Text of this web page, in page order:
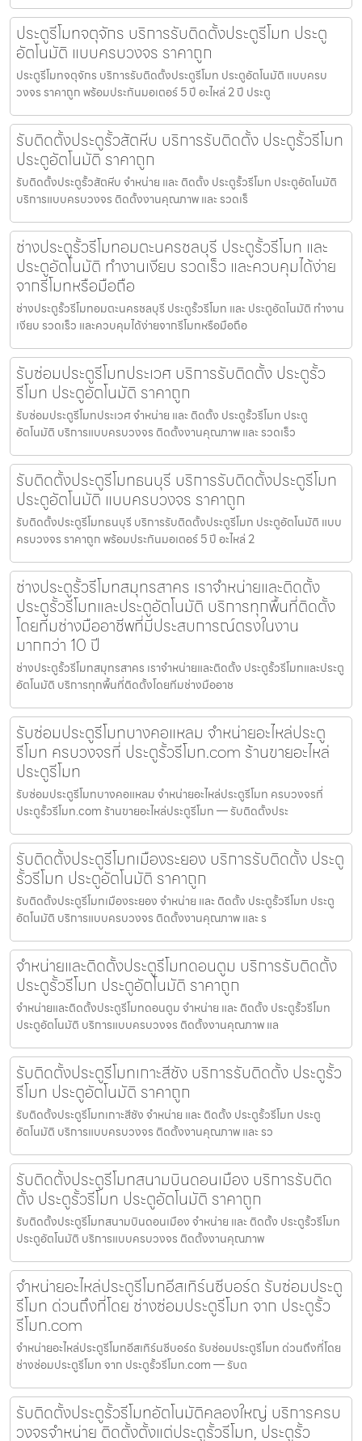
ประตูรีโมทจตุจักร บริการรับติดตั้งประตูรีโมท ประตู
อัตโนมัติ แบบครบวงจร ราคาถูก
ประตูรีโมทจตุจักร บริการรับติดตั้งประตูรีโมท ประตูอัตโนมัติ แบบครบ
วงจร ราคาถูก พร้อมประกันมอเตอร์ 5 ปี อะไหล่ 2 ปี ประตู
รับติดตั้งประตูรั้วสัตหีบ บริการรับติดตั้ง ประตูรั้วรีโมท
ประตูอัตโนมัติ ราคาถูก
รับติดตั้งประตูรั้วสัตหีบ จำหน่าย และ ติดตั้ง ประตูรั้วรีโมท ประตูอัตโนมัติ
บริการแบบครบวงจร ติดตั้งงานคุณภาพ และ รวดเร็
ช่างประตูรั้วรีโมทอมตะนครชลบุรี ประตูรั้วรีโมท และ
ประตูอัตโนมัติ ทำงานเงียบ รวดเร็ว และควบคุมได้ง่าย
จากรีโมทหรือมือถือ
ช่างประตูรั้วรีโมทอมตะนครชลบุรี ประตูรั้วรีโมท และ ประตูอัตโนมัติ ทำงาน
เงียบ รวดเร็ว และควบคุมได้ง่ายจากรีโมทหรือมือถือ
รับซ่อมประตูรีโมทประเวศ บริการรับติดตั้ง ประตูรั้ว
รีโมท ประตูอัตโนมัติ ราคาถูก
รับซ่อมประตูรีโมทประเวศ จำหน่าย และ ติดตั้ง ประตูรั้วรีโมท ประตู
อัตโนมัติ บริการแบบครบวงจร ติดตั้งงานคุณภาพ และ รวดเร็ว
รับติดตั้งประตูรีโมทธนบุรี บริการรับติดตั้งประตูรีโมท
ประตูอัตโนมัติ แบบครบวงจร ราคาถูก
รับติดตั้งประตูรีโมทธนบุรี บริการรับติดตั้งประตูรีโมท ประตูอัตโนมัติ แบบ
ครบวงจร ราคาถูก พร้อมประกันมอเตอร์ 5 ปี อะไหล่ 2
ช่างประตูรั้วรีโมทสมุทรสาคร เราจำหน่ายและติดตั้ง
ประตูรั้วรีโมทและประตูอัตโนมัติ บริการทุกพื้นที่ติดตั้ง
โดยทีมช่างมืออาชีพที่มีประสบการณ์ตรงในงาน
มากกว่า 10 ปี
ช่างประตูรั้วรีโมทสมุทรสาคร เราจำหน่ายและติดตั้ง ประตูรั้วรีโมทและประตู
อัตโนมัติ บริการทุกพื้นที่ติดตั้งโดยทีมช่างมืออาช
รับซ่อมประตูรีโมทบางคอแหลม จำหน่ายอะไหล่ประตู
รีโมท ครบวงจรที่ ประตูรั้วรีโมท.com ร้านขายอะไหล่
ประตูรีโมท
รับซ่อมประตูรีโมทบางคอแหลม จำหน่ายอะไหล่ประตูรีโมท ครบวงจรที่
ประตูรั้วรีโมท.com ร้านขายอะไหล่ประตูรีโมท — รับติดตั้งประ
รับติดตั้งประตูรีโมทเมืองระยอง บริการรับติดตั้ง ประตู
รั้วรีโมท ประตูอัตโนมัติ ราคาถูก
รับติดตั้งประตูรีโมทเมืองระยอง จำหน่าย และ ติดตั้ง ประตูรั้วรีโมท ประตู
อัตโนมัติ บริการแบบครบวงจร ติดตั้งงานคุณภาพ และ ร
จำหน่ายและติดตั้งประตูรีโมทดอนตูม บริการรับติดตั้ง
ประตูรั้วรีโมท ประตูอัตโนมัติ ราคาถูก
จำหน่ายและติดตั้งประตูรีโมทดอนตูม จำหน่าย และ ติดตั้ง ประตูรั้วรีโมท
ประตูอัตโนมัติ บริการแบบครบวงจร ติดตั้งงานคุณภาพ แล
รับติดตั้งประตูรีโมทเกาะสีชัง บริการรับติดตั้ง ประตูรั้ว
รีโมท ประตูอัตโนมัติ ราคาถูก
รับติดตั้งประตูรีโมทเกาะสีชัง จำหน่าย และ ติดตั้ง ประตูรั้วรีโมท ประตู
อัตโนมัติ บริการแบบครบวงจร ติดตั้งงานคุณภาพ และ รว
รับติดตั้งประตูรีโมทสนามบินดอนเมือง บริการรับติด
ตั้ง ประตูรั้วรีโมท ประตูอัตโนมัติ ราคาถูก
รับติดตั้งประตูรีโมทสนามบินดอนเมือง จำหน่าย และ ติดตั้ง ประตูรั้วรีโมท
ประตูอัตโนมัติ บริการแบบครบวงจร ติดตั้งงานคุณภาพ
จำหน่ายอะไหล่ประตูรีโมทอีสเทิร์นซีบอร์ด รับซ่อมประตู
รีโมท ด่วนถึงที่โดย ช่างซ่อมประตูรีโมท จาก ประตูรั้ว
รีโมท.com
จำหน่ายอะไหล่ประตูรีโมทอีสเทิร์นซีบอร์ด รับซ่อมประตูรีโมท ด่วนถึงที่โดย
ช่างซ่อมประตูรีโมท จาก ประตูรั้วรีโมท.com — รับต
รับติดตั้งประตูรั้วรีโมทอัตโนมัติคลองใหญ่ บริการครบ
วงจรจำหน่าย ติดตั้งตั้งแต่ประตูรั้วรีโมท, ประตูรั้ว